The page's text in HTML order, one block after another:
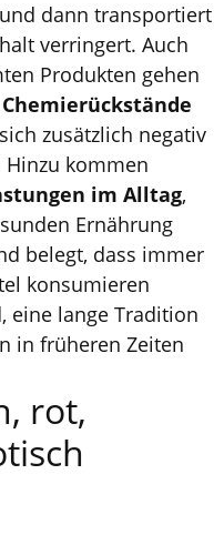
dann transportiert
verringert. Auch
Produkten gehen
Chemierückstände
zusätzlich negativ
kommen
im Alltag,
Ernährung
belegt, dass immer
konsumieren
eine lange Tradition
in früheren Zeiten
rot,